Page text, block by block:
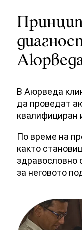
В Аюрведа
да проведат
квалифициран
По време на
както
здравословно
за неговото